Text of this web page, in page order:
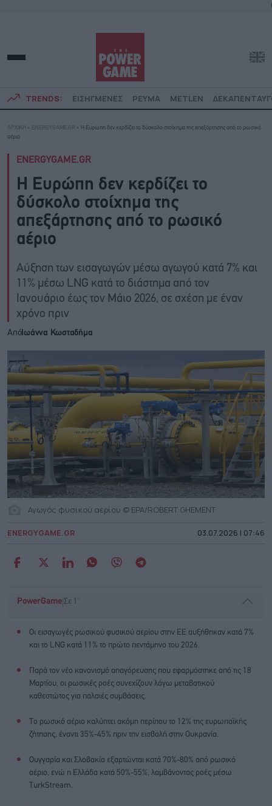
TRENDS: ΕΙΣΗΓΜΕΝΕΣ ΡΕΥΜΑ METLEN
ΑΡΧΙΚΗ » ENERGYGAME.GR » Η Ευρώπη δεν κερδίζει το δύσκολο στοίχημα της απεξάρτησης από το ρωσικό
αέριο
ENERGYGAME.GR
Η Ευρώπη δεν κερδίζει το
δύσκολο στοίχημα της
απεξάρτησης από το ρωσικό
αέριο
Αύξηση των εισαγωγών μέσω αγωγού κατά 7% και
11% μέσω LNG κατά το διάστημα από τον
Ιανουάριο έως τον Μάιο 2026, σε σχέση με έναν
χρόνο πριν
ΑπόΙωάννα Κωσταδήμα
Αγωγός φυσικού αερίου © EPA/ROBERT GHEMENT
ENERGYGAME.GR 03.07.2026 | 07:46
PowerGame Σε 1'
Οι εισαγωγές ρωσικού φυσικού αερίου στην ΕΕ αυξήθηκαν κατά 7%
και το LNG κατά 11% το πρώτο πεντάμηνο του 2026.
Παρά τον νέο κανονισμό απαγόρευσης που εφαρμόστηκε από τις 18
Μαρτίου, οι ρωσικές ροές συνεχίζουν λόγω μεταβατικού
καθεστώτος για παλαιές συμβάσεις.
Το ρωσικό αέριο καλύπτει ακόμη περίπου το 12% της ευρωπαϊκής
ζήτησης, έναντι 35%-45% πριν την εισβολή στην Ουκρανία.
Ουγγαρία και Σλοβακία εξαρτώνται κατά 70%-80% από ρωσικό
αέριο, ενώ η Ελλάδα κατά 50%-55%, λαμβάνοντας ροές μέσω
TurkStream.